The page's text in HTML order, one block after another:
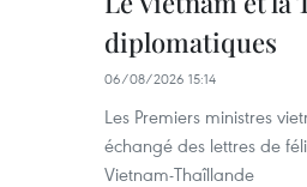
diplomatiques
06/08/2026 15:14
Les Premiers ministres
échangé des lettres de
Vietnam-Thaîllande